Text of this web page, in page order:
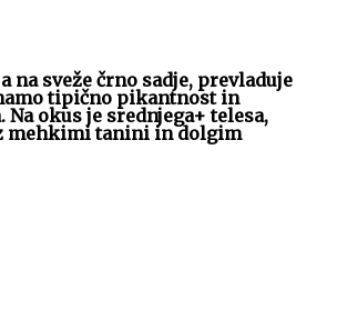
na sveže črno sadje, prevladuje
tipično pikantnost in
Na okus je srednjega+ telesa,
mehkimi tanini in dolgim